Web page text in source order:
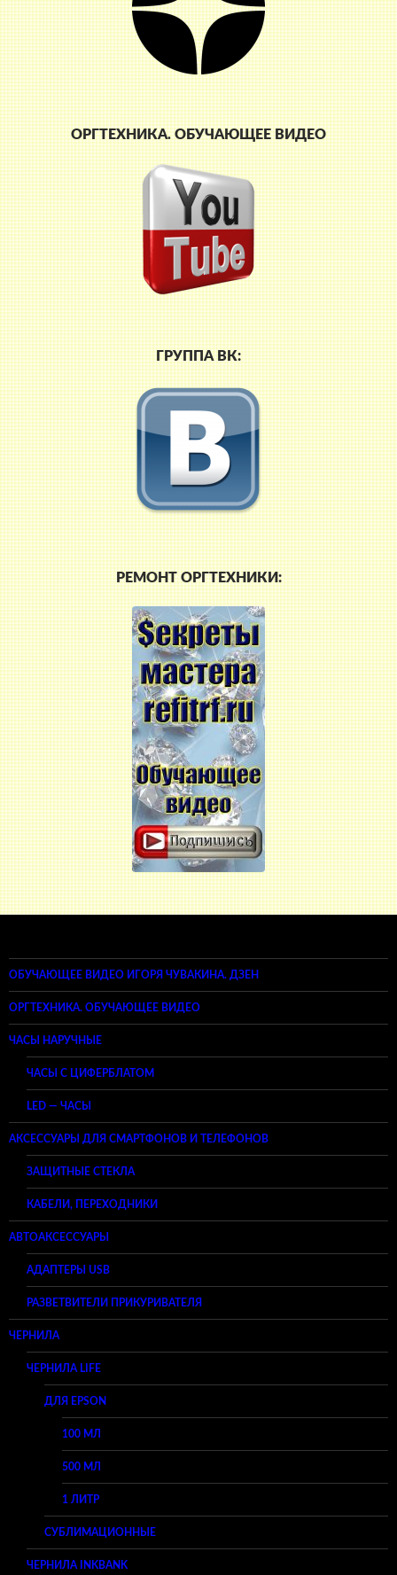
ОРГТЕХНИКА. ОБУЧАЮЩЕЕ ВИДЕО
ГРУППА ВК:
РЕМОНТ ОРГТЕХНИКИ:
ОБУЧАЮЩЕЕ ВИДЕО ИГОРЯ ЧУВАКИНА. ДЗЕН
ОРГТЕХНИКА. ОБУЧАЮЩЕЕ ВИДЕО
ЧАСЫ НАРУЧНЫЕ
ЧАСЫ С ЦИФЕРБЛАТОМ
LED — ЧАСЫ
АКСЕССУАРЫ ДЛЯ СМАРТФОНОВ И ТЕЛЕФОНОВ
ЗАЩИТНЫЕ СТЕКЛА
КАБЕЛИ, ПЕРЕХОДНИКИ
АВТОАКСЕССУАРЫ
АДАПТЕРЫ USB
РАЗВЕТВИТЕЛИ ПРИКУРИВАТЕЛЯ
ЧЕРНИЛА
ЧЕРНИЛА LIFE
ДЛЯ EPSON
100 МЛ
500 МЛ
1 ЛИТР
СУБЛИМАЦИОННЫЕ
ЧЕРНИЛА INKBANK